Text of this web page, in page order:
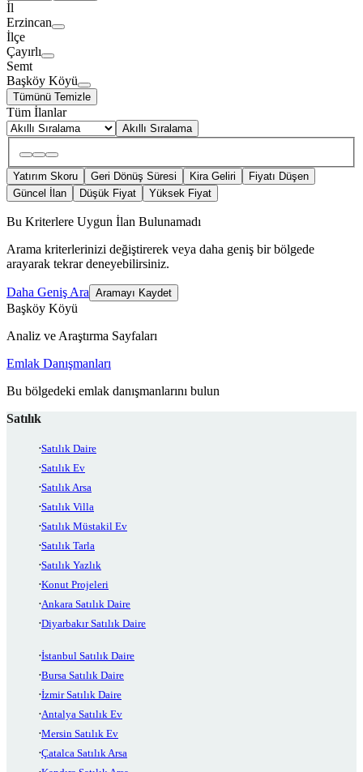
İl
Erzincan
İlçe
Çayırlı
Semt
Başköy Köyü
Tümünü Temizle
Tüm İlanlar
Akıllı Sıralama
Yatırım Skoru Geri Dönüş Süresi Kira Geliri
Fiyatı Düşen
Güncel İlan
Düşük Fiyat Yüksek Fiyat
Bu Kriterlere Uygun İlan Bulunamadı
Arama kriterlerinizi değiştirerek veya daha geniş bir bölgede
arayarak tekrar deneyebilirsiniz.
Daha Geniş Ara Aramayı Kaydet
Başköy Köyü
Analiz ve Araştırma Sayfaları
Emlak Danışmanları
Bu bölgedeki emlak danışmanlarını bulun
Satılık
Satılık Daire
Satılık Ev
Satılık Arsa
Satılık Villa
Satılık Müstakil Ev
Satılık Tarla
Satılık Yazlık
Konut Projeleri
Ankara Satılık Daire
Diyarbakır Satılık Daire
İstanbul Satılık Daire
Bursa Satılık Daire
İzmir Satılık Daire
Antalya Satılık Ev
Mersin Satılık Ev
Çatalca Satılık Arsa